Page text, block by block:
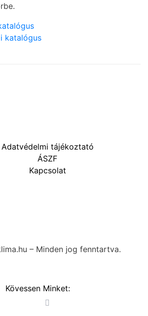
katalógus
Adatvédelmi tájékoztató
ÁSZF
Kapcsolat
– Minden jog fenntartva.
Kövessen Minket: